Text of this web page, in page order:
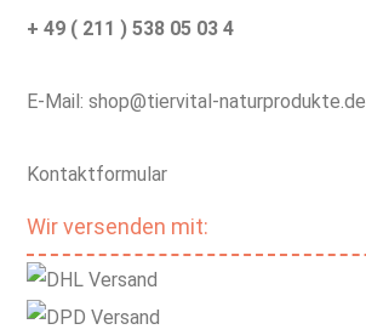
+ 49 ( 211 ) 538 05 03 4
E-Mail: shop@tiervital-naturprodukte.de
Kontaktformular
Wir versenden mit: